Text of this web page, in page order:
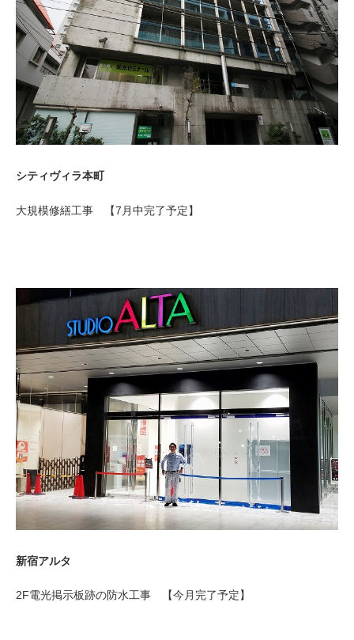
シティヴィラ本町
大規模修繕工事 【7月中完了予定】
新宿アルタ
2F電光掲示板跡の防水工事 【今月完了予定】